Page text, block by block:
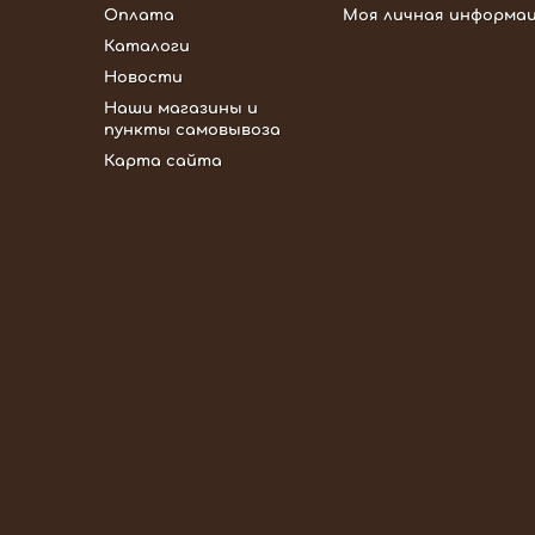
Оплата
Каталоги
Новости
Наши магазины и
пункты самовывоза
Карта сайта
Моя личная